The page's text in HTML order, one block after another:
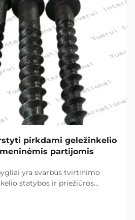
pirkdami geležinkelio
partijomis
yra svarbūs tvirtinimo
statybos ir priežiūros
Šie sunkūs tvirtinimo
jėgas nuo važiuojančių